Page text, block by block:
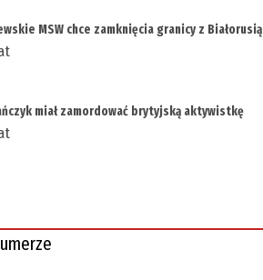
MSW chce zamknięcia granicy z Białorusią
miał zamordować brytyjską aktywistkę